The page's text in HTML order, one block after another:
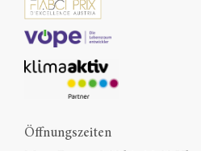
Öffnungszeiten